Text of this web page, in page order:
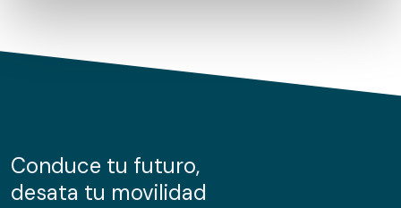
de cookies.
información sobre el uso que haga del sitio web con
nuestros partners de redes sociales, publicidad y análisis
Conduce tu futuro,
desata tu movilidad